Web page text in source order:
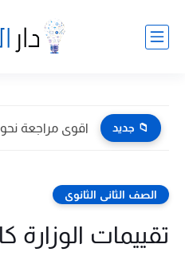
📁 جديد
الصف الثانى الثانوى
تقييمات الوزارة